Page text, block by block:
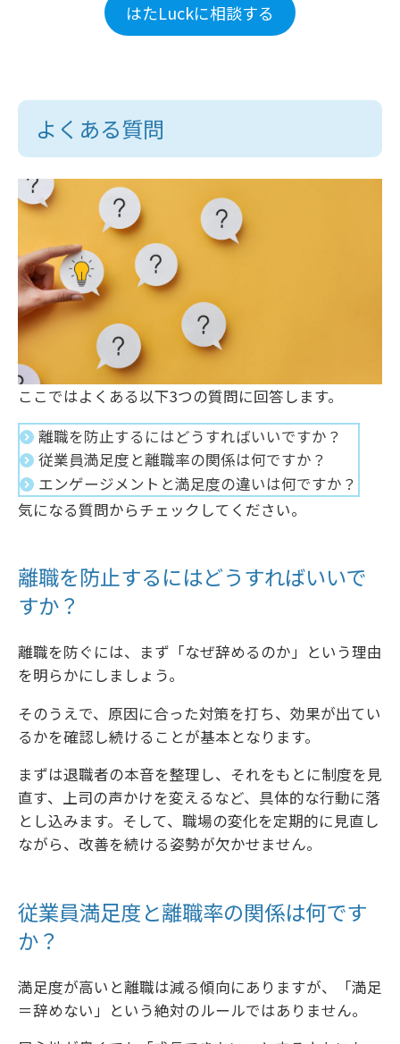
はたLuckに相談する
よくある質問
ここではよくある以下3つの質問に回答します。
離職を防止するにはどうすればいいですか？
従業員満足度と離職率の関係は何ですか？
エンゲージメントと満足度の違いは何ですか？
気になる質問からチェックしてください。
離職を防止するにはどうすればいいで
すか？
離職を防ぐには、まず「なぜ辞めるのか」という理由
を明らかにしましょう。
そのうえで、原因に合った対策を打ち、効果が出てい
るかを確認し続けることが基本となります。
まずは退職者の本音を整理し、それをもとに制度を見
直す、上司の声かけを変えるなど、具体的な行動に落
とし込みます。そして、職場の変化を定期的に見直し
ながら、改善を続ける姿勢が欠かせません。
従業員満足度と離職率の関係は何です
か？
満足度が高いと離職は減る傾向にありますが、「満足
＝辞めない」という絶対のルールではありません。